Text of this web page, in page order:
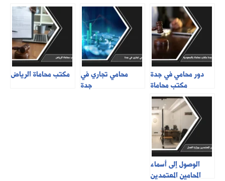
دور محامي في جدة
مكتب محاماة
بالسعودية
محامي تجاري في
جدة
مكتب محاماة الرياض
الوصول إلى أسماء
المحامين المعتمدين